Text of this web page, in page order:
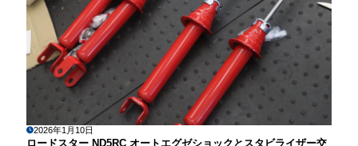
2026年1月10日
ロードスター ND5RC オートエグゼショックとスタビライザー交